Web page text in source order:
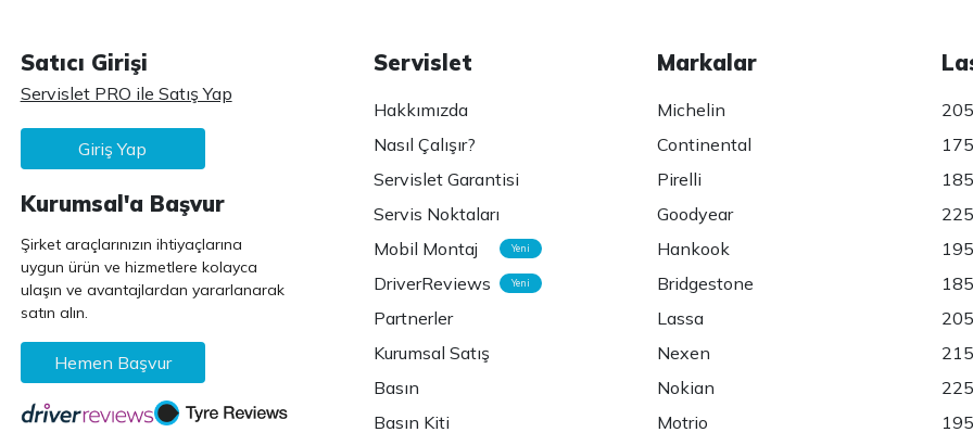
Satıcı Girişi
Servislet PRO ile Satış Yap
Giriş Yap
Kurumsal'a Başvur
Şirket araçlarınızın ihtiyaçlarına
uygun ürün ve hizmetlere kolayca
ulaşın ve avantajlardan yararlanarak
satın alın.
Hemen Başvur
Servislet
Hakkımızda
Nasıl Çalışır?
Servislet Garantisi
Servis Noktaları
Mobil Montaj
Yeni
DriverReviews Yeni
Partnerler
Kurumsal Satış
Basın
Basın Kiti
Markalar
Michelin
Continental
Pirelli
Goodyear
Hankook
Bridgestone
Lassa
Nexen
Nokian
Motrio